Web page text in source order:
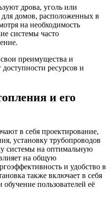
дрова, уголь или
домов, расположенных в
на необходимость
системы часто
преимущества и
ресурсов и
и его
в себя проектирование,
установку трубопроводов
системы на оптимальную
на общую
и удобство в
также включает в себя
пользователей её